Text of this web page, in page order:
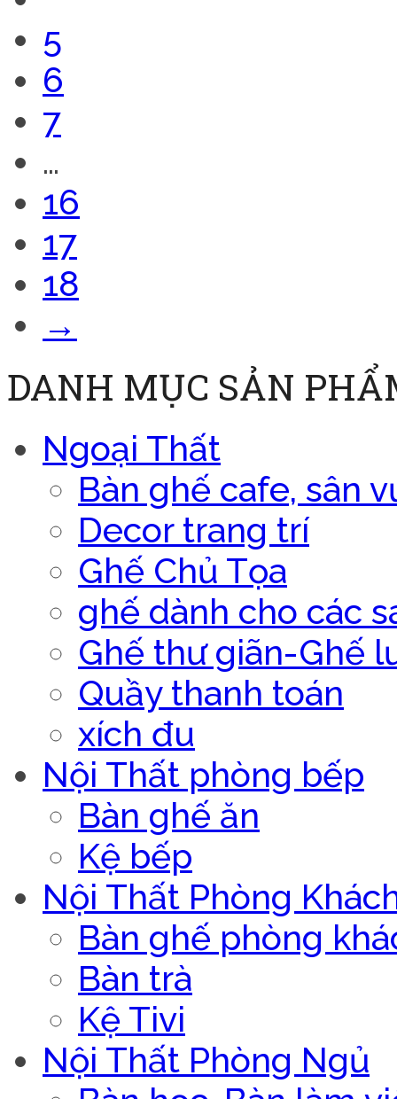
5
6
7
…
16
17
18
→
DANH MỤC SẢN
Ngoại Thất
Bàn ghế cafe, sân
Decor trang trí
Ghế Chủ Tọa
ghế dành cho các
Ghế thư giãn-Ghế
Quầy thanh toán
xích đu
Nội Thất phòng bếp
Bàn ghế ăn
Kệ bếp
Nội Thất Phòng
Bàn ghế phòng
Bàn trà
Kệ Tivi
Nội Thất Phòng Ngủ